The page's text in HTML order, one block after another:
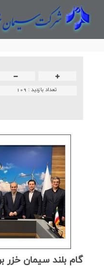
تعداد بازدید : 109
گام بلند سیمان خزر